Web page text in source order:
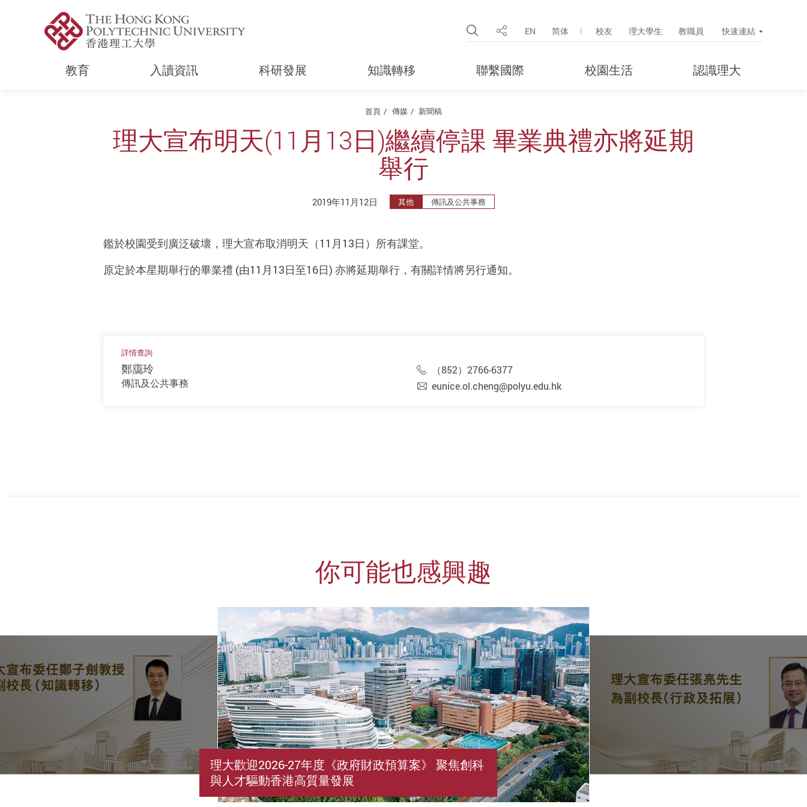
Open Site Search Popup
分享 EN 简体 校友 理大學生 教職員 快速連結
教育 入讀資訊 科研發展 知識轉移 聯繫國際 校園生活 認識理大
首頁 傳媒 新聞稿
理大宣布明天(11月13日)繼續停課 畢業典禮亦將延期
舉行
2019年11月12日 其他 傳訊及公共事務
鑑於校園受到廣泛破壞，理大宣布取消明天（11月13日）所有課堂。
原定於本星期舉行的畢業禮 (由11月13日至16日) 亦將延期舉行，有關詳情將另行通知。
詳情查詢
鄭靄玲
傳訊及公共事務
（852）2766-6377
eunice.ol.cheng@polyu.edu.hk
你可能也感興趣
理大歡迎2026-27年度《政府財政預算案》 聚焦創科
與人才驅動香港高質量發展